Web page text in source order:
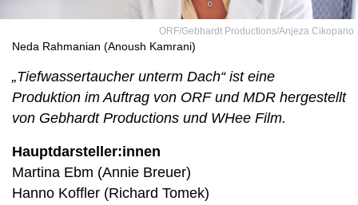
ORF/Gebhardt Productions/Anjeza Cikopano
Neda Rahmanian (Anoush Kamrani)
„Tiefwassertaucher unterm Dach“ ist eine
Produktion im Auftrag von ORF und MDR hergestellt
von Gebhardt Productions und WHee Film.
Hauptdarsteller:innen
Martina Ebm (Annie Breuer)
Hanno Koffler (Richard Tomek)